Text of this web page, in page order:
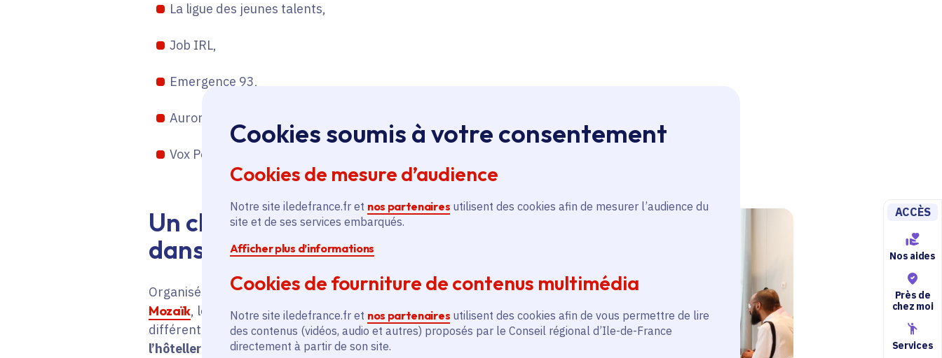
Cookies soumis à votre consentement
Cookies de mesure d’audience
Notre site iledefrance.fr et nos partenaires utilisent des cookies afin de mesurer l’audience du
site et de ses services embarqués.
Afficher plus d’informations
Cookies de fourniture de contenus multimédia
Notre site iledefrance.fr et nos partenaires utilisent des cookies afin de vous permettre de lire
des contenus (vidéos, audio et autres) proposés par le Conseil régional d’Ile-de-France
directement à partir de son site.
ACCÈS
Nos aides
Près de
chez moi
Services
La ligue des jeunes talents,
Job IRL,
Emergence 93,
Aurore,
Vox Populi.
Un chemin vers l’emploi
dans tous les secteurs
Organisés depuis 2021 par la Région et la Fondation
Mozaïk, les Meet’Up Emploi Formation portent sur
différentes thématiques comme les métiers de
l’hôtellerie-restauration, de la sécurité, du